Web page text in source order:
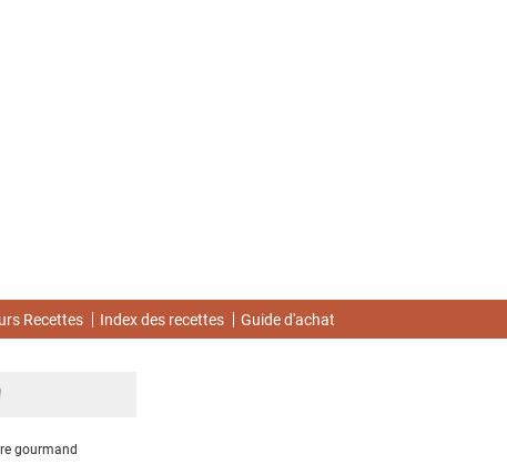
Recettes Index des recettes Guide d'achat
gourmand